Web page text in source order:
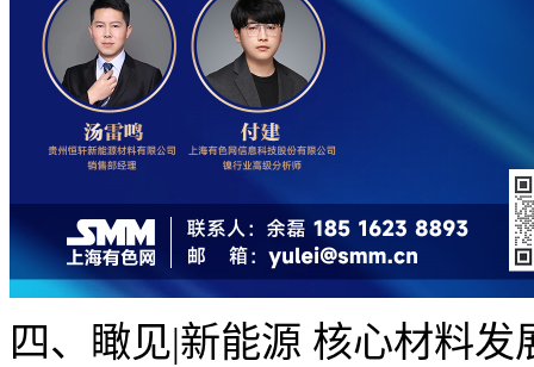
四、瞰见|新能源 核心材料发